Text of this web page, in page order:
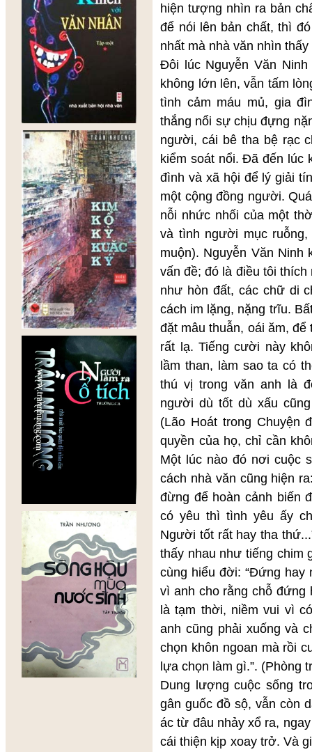
hiện tượng nhìn ra bản
để nói lên bản chất, thì
nhất mà nhà văn nhìn
Đôi lúc Nguyễn Văn
không lớn lên, vẫn tấm
tình cảm máu mủ, gia
thắng nổi sự chịu đựng
người, cái bê tha bệ rạc
kiểm soát nổi. Đã đến lúc
đình và xã hội để lý giải
một cộng đồng người.
nỗi nhức nhối của một
và tình người mục
muộn). Nguyễn Văn Ninh
vấn đề; đó là điều tôi
như hòn đất, các chữ di
cách im lặng, nặng trĩu.
đặt mâu thuẫn, oái ăm,
rất lạ. Tiếng cười này
lầm than, làm sao ta có
thú vị trong văn anh là
người dù tốt dù xấu
(Lão Hoát trong Chuyện
quyền của họ, chỉ cần
Một lúc nào đó nơi cuộc
cách nhà văn cũng hiện
đừng để hoàn cảnh biến
có yêu thì tình yêu ấy
Người tốt rất hay tha
thấy nhau như tiếng chim
cùng hiểu đời: “Đứng hay
vì anh cho rằng chỗ đứng
là tạm thời, niềm vui vì
anh cũng phải xuống và
chọn khôn ngoan mà rồi
lựa chọn làm gì.”. (Phòng
Dung lượng cuộc sống
gân guốc đồ sộ, vẫn còn
ác từ đâu nhảy xổ ra,
cái thiện kịp xoay trở. Và